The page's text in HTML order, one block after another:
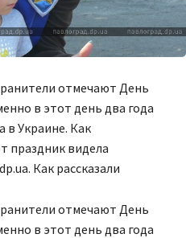
отмечают День
в этот день два года
в Украине. Как
праздник видела
Как рассказали
отмечают День
в этот день два года